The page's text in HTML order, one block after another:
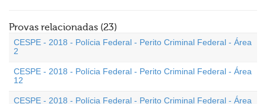
Provas relacionadas (23)
CESPE - 2018 - Polícia Federal - Perito Criminal Federal - Área
2
CESPE - 2018 - Polícia Federal - Perito Criminal Federal - Área
12
CESPE - 2018 - Polícia Federal - Perito Criminal Federal - Área